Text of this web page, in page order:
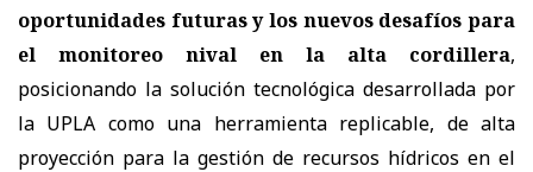
oportunidades futuras y los nuevos desafíos para
el monitoreo nival en la alta cordillera,
posicionando la solución tecnológica desarrollada por
la UPLA como una herramienta replicable, de alta
proyección para la gestión de recursos hídricos en el